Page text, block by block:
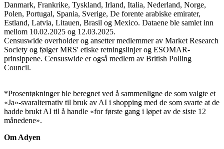
Danmark, Frankrike, Tyskland, Irland, Italia, Nederland, Norge,
Polen, Portugal, Spania, Sverige, De forente arabiske emirater,
Estland, Latvia, Litauen, Brasil og Mexico. Dataene ble samlet inn
mellom 10.02.2025 og 12.03.2025.
Censuswide overholder og ansetter medlemmer av Market Research
Society og følger MRS' etiske retningslinjer og ESOMAR-
prinsippene. Censuswide er også medlem av British Polling
Council.
*Prosentøkninger ble beregnet ved å sammenligne de som valgte et
«Ja»-svaralternativ til bruk av AI i shopping med de som svarte at de
hadde brukt AI til å handle «for første gang i løpet av de siste 12
månedene».
Om Adyen